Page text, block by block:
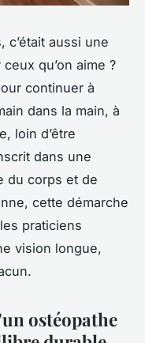
c’était aussi une
qu’on aime ?
continuer à
dans la main, à
loin d’être
dans une
du corps et de
cette démarche
praticiens
vision longue,
ostéopathe